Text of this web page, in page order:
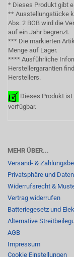
* Dieses Produkt gibt
** Ausstellungstücke
Abs. 2 BGB wird die
auf ein Jahr begrenzt.
*** Die markierten
Menge auf Lager.
**** Ausführliche
Herstellergarantien
Herstellers.
Dieses Produkt
verfügbar.
MEHR ÜBER...
Versand- &
Privatsphäre und
Widerrufsrecht &
Vertrag widerrufen
Batteriegesetz und
Alternative
AGB
Impressum
Cookie Einstellungen